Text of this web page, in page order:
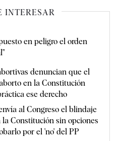
INTERESAR
en peligro el orden
denuncian que el
en la Constitución
ese derecho
al Congreso el blindaje
Constitución sin opciones
por el 'no' del PP